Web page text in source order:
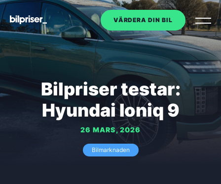
VÄRDERA DIN BIL
Utköp av tjänstebil
Företagstjänster
+
Bilmarknaden
Bilpriser testar:
Hyundai Ioniq 9
26 MARS, 2026
Bilmarknaden